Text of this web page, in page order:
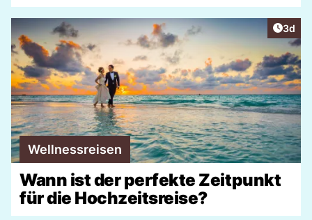
3d
Wellnessreisen
Wann ist der perfekte Zeitpunkt
für die Hochzeitsreise?